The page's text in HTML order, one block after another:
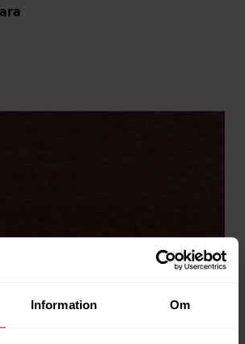
Information Om